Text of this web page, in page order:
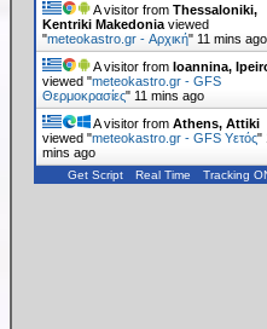
A visitor fromThessaloniki,
Kentriki Makedonia viewed
"meteokastro.gr - Αρχική" 11 mins ago
A visitor fromIoannina,
viewed "meteokastro.gr - GFS
Θερμοκρασίες" 11 mins ago
A visitor fromAthens, Attiki
viewed "meteokastro.gr - GFS Υετός"
mins ago
Get Script Real Time Tracking